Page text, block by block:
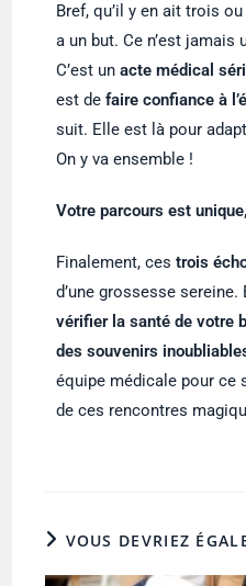
Bref, qu’il y en ait trois
a un but. Ce n’est jamais
C’est unacte médical
est defaire confiance à
suit. Elle est là pour
On y va ensemble !
Votre parcours est
Finalement, cestrois
d’une grossesse
vérifier la santé de votre
des souvenirs
équipe médicale pour ce
de ces rencontres
VOUS DEVRIEZ